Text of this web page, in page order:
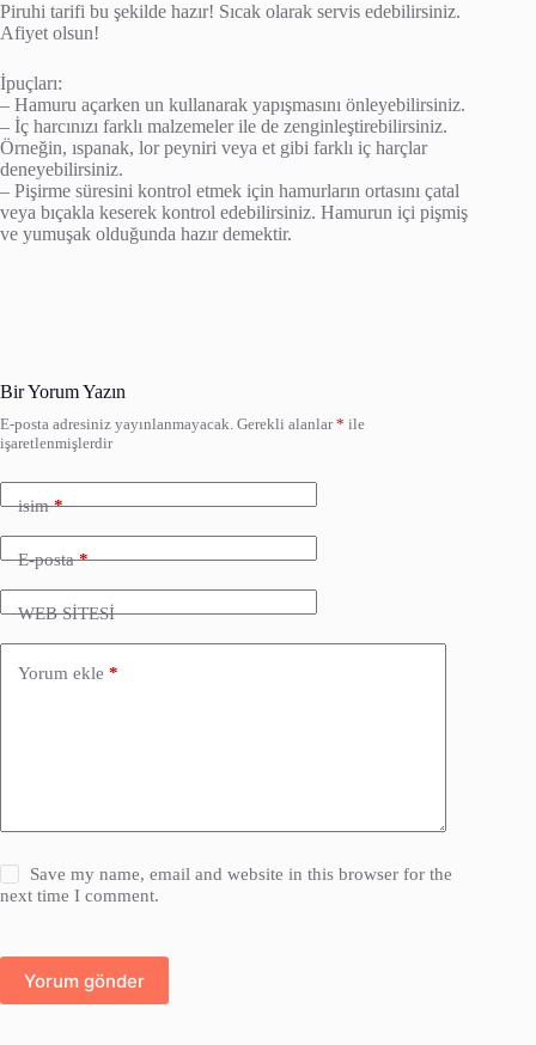
Piruhi tarifi bu şekilde hazır! Sıcak olarak servis edebilirsiniz.
Afiyet olsun!
İpuçları:
– Hamuru açarken un kullanarak yapışmasını önleyebilirsiniz.
– İç harcınızı farklı malzemeler ile de zenginleştirebilirsiniz.
Örneğin, ıspanak, lor peyniri veya et gibi farklı iç harçlar
deneyebilirsiniz.
– Pişirme süresini kontrol etmek için hamurların ortasını çatal
veya bıçakla keserek kontrol edebilirsiniz. Hamurun içi pişmiş
ve yumuşak olduğunda hazır demektir.
Bir Yorum Yazın
E-posta adresiniz yayınlanmayacak. Gerekli alanlar* ile
işaretlenmişlerdir
isim*
E-posta*
WEB SİTESİ
Yorum ekle *
Save my name, email and website in this browser for the
next time I comment.
Yorum gönder